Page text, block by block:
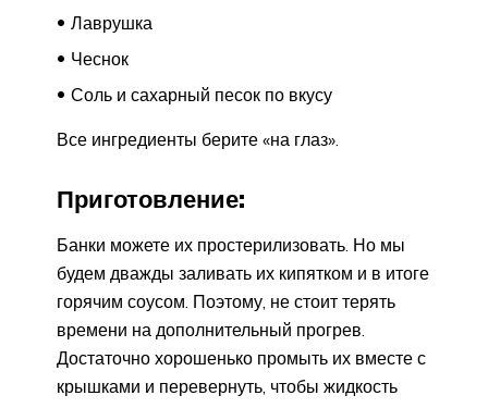
Лаврушка
Чеснок
Соль и сахарный песок по вкусу
Все ингредиенты берите «на глаз».
Приготовление:
Банки можете их простерилизовать. Но мы
будем дважды заливать их кипятком и в итоге
горячим соусом. Поэтому, не стоит терять
времени на дополнительный прогрев.
Достаточно хорошенько промыть их вместе с
крышками и перевернуть, чтобы жидкость